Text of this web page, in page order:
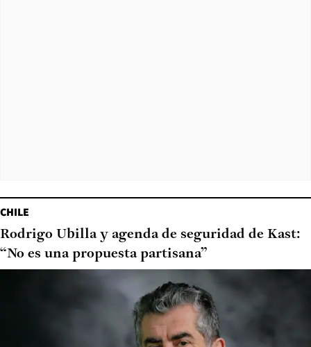
CHILE
Rodrigo Ubilla y agenda de seguridad de Kast:
“No es una propuesta partisana”